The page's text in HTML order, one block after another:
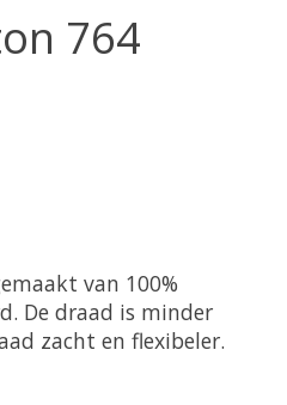
764
van 100%
De draad is minder
zacht en flexibeler.